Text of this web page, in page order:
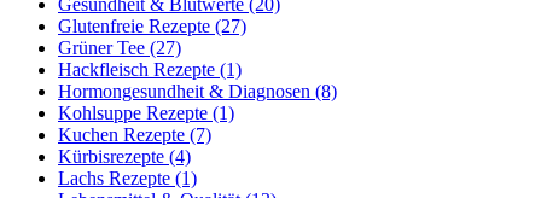
Gesundheit & Blutwerte (20)
Glutenfreie Rezepte (27)
Grüner Tee (27)
Hackfleisch Rezepte (1)
Hormongesundheit & Diagnosen (8)
Kohlsuppe Rezepte (1)
Kuchen Rezepte (7)
Kürbisrezepte (4)
Lachs Rezepte (1)